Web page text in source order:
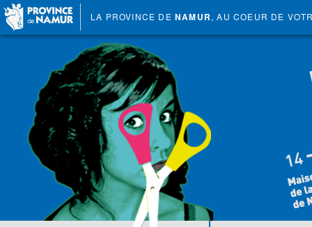
LA PROVINCE DE NAMUR, AU COEUR DE